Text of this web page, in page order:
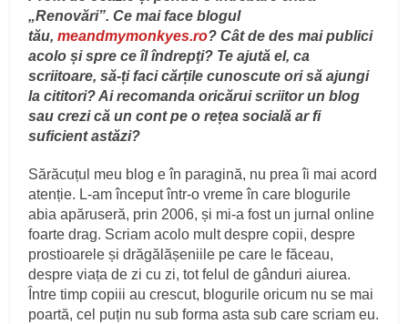
„Renovări”. Ce mai face blogul
tău,meandmymonkyes.ro? Cât de des mai publici
acolo și spre ce îl îndrepţi? Te ajută el, ca
scriitoare, să-ți faci cărțile cunoscute ori să ajungi
la cititori? Ai recomanda oricărui scriitor un blog
sau crezi că un cont pe o rețea socială ar fi
suficient astăzi?
Sărăcuțul meu blog e în paragină, nu prea îi mai acord
atenție. L-am început într-o vreme în care blogurile
abia apăruseră, prin 2006, și mi-a fost un jurnal online
foarte drag. Scriam acolo mult despre copii, despre
prostioarele și drăgălășeniile pe care le făceau,
despre viața de zi cu zi, tot felul de gânduri aiurea.
Între timp copiii au crescut, blogurile oricum nu se mai
poartă, cel puțin nu sub forma asta sub care scriam eu.